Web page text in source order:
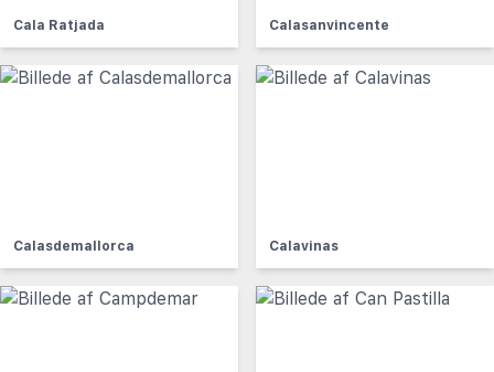
Cala Ratjada Calasanvincente
Calasdemallorca Calavinas